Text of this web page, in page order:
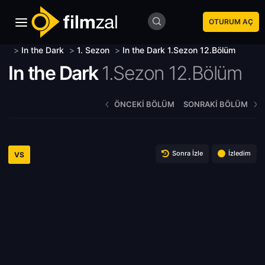
OTURUM AÇ
> In the Dark > 1. Sezon > In the Dark 1.Sezon 12.Bölüm
In the Dark 1.Sezon 12.Bölüm
ÖNCEKI BÖLÜM SONRAKI BÖLÜM
VS Sonra İzle İzledim